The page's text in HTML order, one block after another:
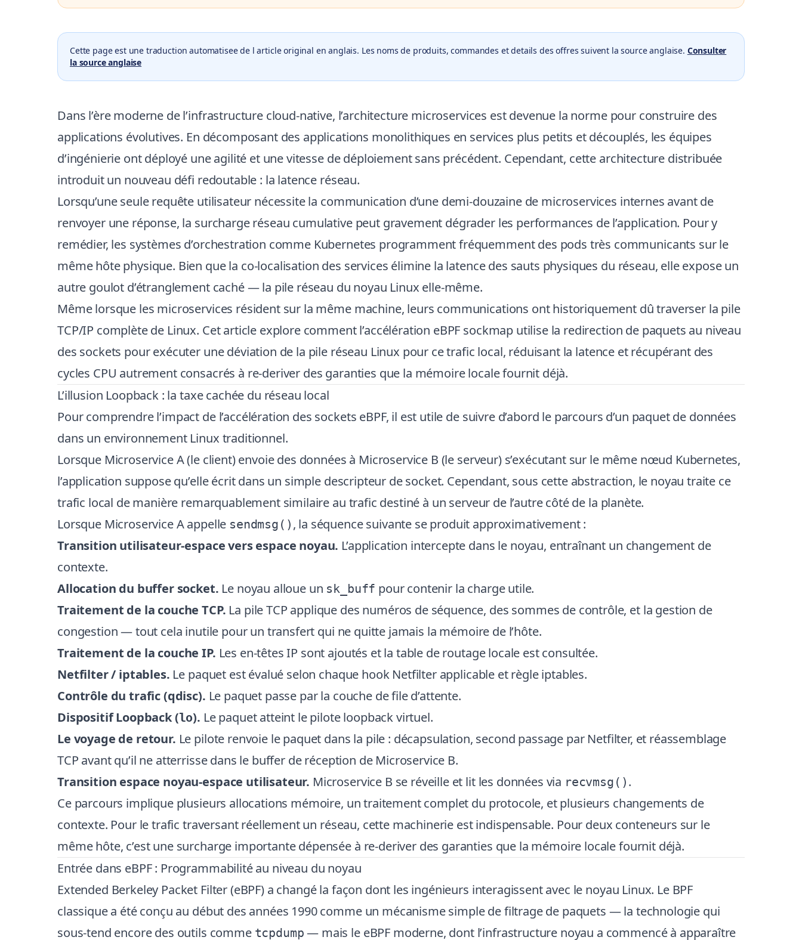
Cette page est une traduction automatisee de l article original en anglais. Les noms de produits, commandes et details des offres suivent la source anglaise. Consulter
la source anglaise
Dans l’ère moderne de l’infrastructure cloud-native, l’architecture microservices est devenue la norme pour construire des
applications évolutives. En décomposant des applications monolithiques en services plus petits et découplés, les équipes
d’ingénierie ont déployé une agilité et une vitesse de déploiement sans précédent. Cependant, cette architecture distribuée
introduit un nouveau défi redoutable : la latence réseau.
Lorsqu’une seule requête utilisateur nécessite la communication d’une demi-douzaine de microservices internes avant de
renvoyer une réponse, la surcharge réseau cumulative peut gravement dégrader les performances de l’application. Pour y
remédier, les systèmes d’orchestration comme Kubernetes programment fréquemment des pods très communicants sur le
même hôte physique. Bien que la co-localisation des services élimine la latence des sauts physiques du réseau, elle expose un
autre goulot d’étranglement caché — la pile réseau du noyau Linux elle-même.
Même lorsque les microservices résident sur la même machine, leurs communications ont historiquement dû traverser la pile
TCP/IP complète de Linux. Cet article explore comment l’accélération eBPF sockmap utilise la redirection de paquets au niveau
des sockets pour exécuter une déviation de la pile réseau Linux pour ce trafic local, réduisant la latence et récupérant des
cycles CPU autrement consacrés à re-deriver des garanties que la mémoire locale fournit déjà.
L’illusion Loopback : la taxe cachée du réseau local
Pour comprendre l’impact de l’accélération des sockets eBPF, il est utile de suivre d’abord le parcours d’un paquet de données
dans un environnement Linux traditionnel.
Lorsque Microservice A (le client) envoie des données à Microservice B (le serveur) s’exécutant sur le même nœud Kubernetes,
l’application suppose qu’elle écrit dans un simple descripteur de socket. Cependant, sous cette abstraction, le noyau traite ce
trafic local de manière remarquablement similaire au trafic destiné à un serveur de l’autre côté de la planète.
Lorsque Microservice A appelle sendmsg() , la séquence suivante se produit approximativement :
Transition utilisateur-espace vers espace noyau. L’application intercepte dans le noyau, entraînant un changement de
contexte.
Allocation du buffer socket. Le noyau alloue un sk_buff pour contenir la charge utile.
Traitement de la couche TCP. La pile TCP applique des numéros de séquence, des sommes de contrôle, et la gestion de
congestion — tout cela inutile pour un transfert qui ne quitte jamais la mémoire de l’hôte.
Traitement de la couche IP. Les en-têtes IP sont ajoutés et la table de routage locale est consultée.
Netfilter / iptables. Le paquet est évalué selon chaque hook Netfilter applicable et règle iptables.
Contrôle du trafic (qdisc). Le paquet passe par la couche de file d’attente.
Dispositif Loopback (lo). Le paquet atteint le pilote loopback virtuel.
Le voyage de retour. Le pilote renvoie le paquet dans la pile : décapsulation, second passage par Netfilter, et réassemblage
TCP avant qu’il ne atterrisse dans le buffer de réception de Microservice B.
Transition espace noyau-espace utilisateur. Microservice B se réveille et lit les données via recvmsg() .
Ce parcours implique plusieurs allocations mémoire, un traitement complet du protocole, et plusieurs changements de
contexte. Pour le trafic traversant réellement un réseau, cette machinerie est indispensable. Pour deux conteneurs sur le
même hôte, c’est une surcharge importante dépensée à re-deriver des garanties que la mémoire locale fournit déjà.
Entrée dans eBPF : Programmabilité au niveau du noyau
Extended Berkeley Packet Filter (eBPF) a changé la façon dont les ingénieurs interagissent avec le noyau Linux. Le BPF
classique a été conçu au début des années 1990 comme un mécanisme simple de filtrage de paquets — la technologie qui
sous-tend encore des outils comme tcpdump — mais le eBPF moderne, dont l’infrastructure noyau a commencé à apparaître